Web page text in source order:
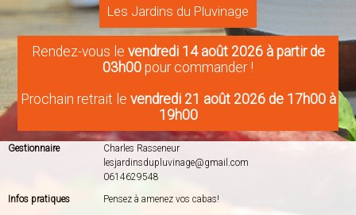
Les Jardins du Pluvinage
Rendez-vous le vendredi 14 août 2026 à partir de
03h00 pour commander !
Prochain retrait le vendredi 21 août 2026 de 17h00 à
19h00
Gestionnaire
Charles Rasseneur
lesjardinsdupluvinage@gmail.com
0614629548
Infos pratiques
Pensez à amenez vos cabas!